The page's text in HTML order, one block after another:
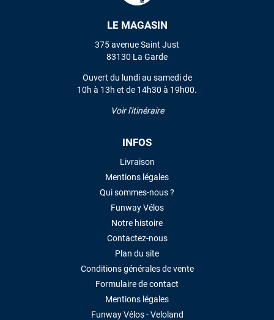
LE MAGASIN
375 avenue Saint Just
83130 La Garde
Ouvert du lundi au samedi de
10h à 13h et de 14h30 à 19h00.
Voir l'itinéraire
INFOS
Livraison
Mentions légales
Qui sommes-nous ?
Funway Vélos
Notre histoire
Contactez-nous
Plan du site
Conditions générales de vente
Formulaire de contact
Mentions légales
Funway Vélos - Veloland
VOIR TOUS LES AVIS
LAISSER UN AVIS